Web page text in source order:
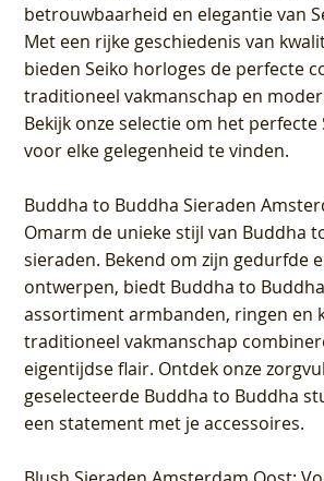
betrouwbaarheid en elegantie van
Met een rijke geschiedenis van
bieden Seiko horloges de perfecte
traditioneel vakmanschap en
Bekijk onze selectie om het
voor elke gelegenheid te vinden.
Buddha to Buddha Sieraden
Omarm de unieke stijl van Buddha
sieraden. Bekend om zijn gedurfde
ontwerpen, biedt Buddha to
assortiment armbanden, ringen en
traditioneel vakmanschap
eigentijdse flair. Ontdek onze
geselecteerde Buddha to Buddha
een statement met je accessoires.